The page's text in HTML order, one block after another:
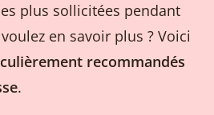
plus sollicitées pendant
en savoir plus ? Voici
recommandés
.